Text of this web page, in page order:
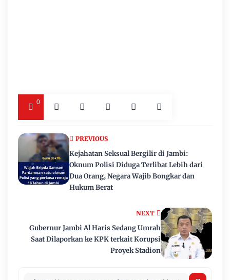
0
NEXT
Gubernur Jambi Al Haris Sedang Umrah
Saat Dilaporkan ke KPK terkait Korupsi
Proyek Stadion
PREVIOUS
Kejahatan Seksual Bergilir di Jambi:
Oknum Polisi Diduga Terlibat Lebih dari
Dua Orang, Negara Wajib Bongkar dan
Hukum Berat